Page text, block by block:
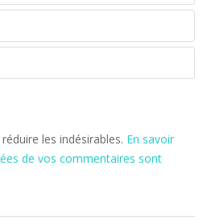
les indésirables. En savoir
de vos commentaires sont